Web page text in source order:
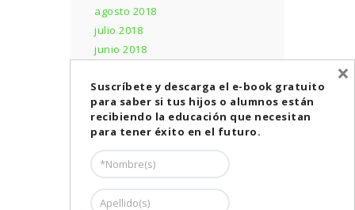
agosto 2018
julio 2018
junio 2018
abril 2018
para saber si tus hijos o alumnos están
recibiendo la educación que necesitan
para tener éxito en el futuro.
×